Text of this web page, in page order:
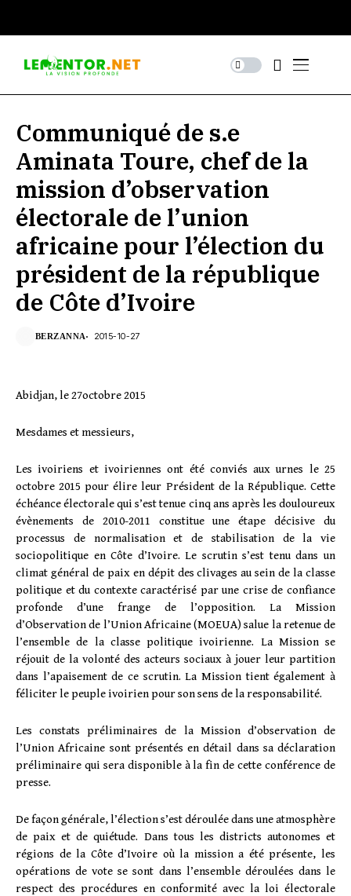
Communiqué de s.e
Aminata Toure, chef de la
mission d’observation
électorale de l’union
africaine pour l’élection du
président de la république
de Côte d’Ivoire
BERZANNA 2015-10-27
Abidjan, le 27octobre 2015
Mesdames et messieurs,
Les ivoiriens et ivoiriennes ont été conviés aux urnes le 25
octobre 2015 pour élire leur Président de la République. Cette
échéance électorale qui s’est tenue cinq ans après les douloureux
évènements de 2010-2011 constitue une étape décisive du
processus de normalisation et de stabilisation de la vie
sociopolitique en Côte d’Ivoire. Le scrutin s’est tenu dans un
climat général de paix en dépit des clivages au sein de la classe
politique et du contexte caractérisé par une crise de confiance
profonde d’une frange de l’opposition. La Mission
d’Observation de l’Union Africaine (MOEUA) salue la retenue de
l’ensemble de la classe politique ivoirienne. La Mission se
réjouit de la volonté des acteurs sociaux à jouer leur partition
dans l’apaisement de ce scrutin. La Mission tient également à
féliciter le peuple ivoirien pour son sens de la responsabilité.
Les constats préliminaires de la Mission d’observation de
l’Union Africaine sont présentés en détail dans sa déclaration
préliminaire qui sera disponible à la fin de cette conférence de
presse.
De façon générale, l’élection s’est déroulée dans une atmosphère
de paix et de quiétude. Dans tous les districts autonomes et
régions de la Côte d’Ivoire où la mission a été présente, les
opérations de vote se sont dans l’ensemble déroulées dans le
respect des procédures en conformité avec la loi électorale